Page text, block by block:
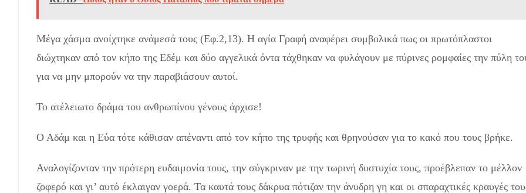
Μέγα χάσμα ανοίχτηκε ανάμεσά τους (Εφ.2,13). Η αγία Γραφή αναφέρει συμβολικά πως οι πρωτόπλαστοι
διώχτηκαν από τον κήπο της Εδέμ και δύο αγγελικά όντα τάχθηκαν να φυλάγουν με πύρινες ρομφαίες την πύλη
για να μην μπορούν να την παραβιάσουν αυτοί.
Το ατέλειωτο δράμα του ανθρωπίνου γένους άρχισε!
Ο Αδάμ και η Εύα τότε κάθισαν απέναντι από τον κήπο της τρυφής και θρηνούσαν για το κακό που τους βρήκε.
Αναλογίζονταν την πρότερη ευδαιμονία τους, την σύγκριναν με την τωρινή δυστυχία τους, προέβλεπαν το μέλλον
ζοφερό και γι’ αυτό έκλαιγαν γοερά. Τα καυτά τους δάκρυα πότιζαν την άνυδρη γη και οι σπαραχτικές κραυγές